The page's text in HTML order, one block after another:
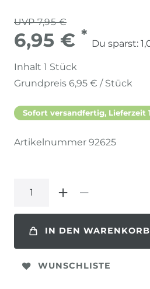
UVP 7,95 €
6,95 € *
Du sparst:
Inhalt 1 Stück
Grundpreis 6,95 € / Stück
Sofort versandfertig, Lieferzeit
Artikelnummer 92625
IN DEN WARENKORB
WUNSCHLISTE